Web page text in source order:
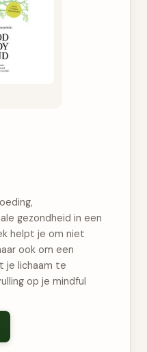
gezondheid in een
helpt je om niet
ook om een
je lichaam te
op je mindful